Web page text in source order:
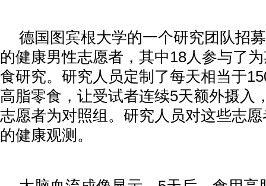
德国图宾根大学的一个研究团队招
的健康男性志愿者，其中18人参与了
食研究。研究人员定制了每天相当于
高脂零食，让受试者连续5天额外摄入
志愿者为对照组。研究人员对这些志
的健康观测。